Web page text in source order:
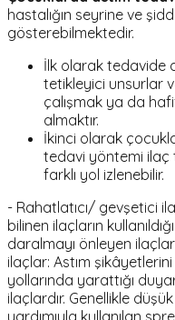
hastalığın seyrine ve
gösterebilmektedir.
İlk olarak tedavide
tetikleyici unsurlar
çalışmak ya da
almaktır.
İkinci olarak
tedavi yöntemi ilaç
farklı yol izlenebilir.
- Rahatlatıcı/ gevşetici
bilinen ilaçların
daralmayı önleyen
ilaçlar: Astım
yollarında yarattığı
ilaçlardır. Genellikle
yardımıyla kullanılan